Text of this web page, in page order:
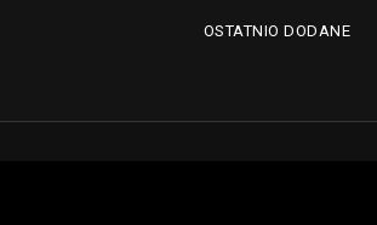
OSTATNIO DODANE